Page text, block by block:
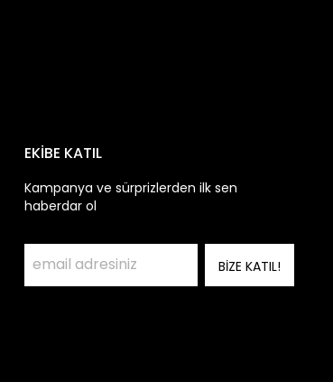
EKİBE KATIL
Kampanya ve sürprizlerden ilk sen
haberdar ol
BİZE KATIL!